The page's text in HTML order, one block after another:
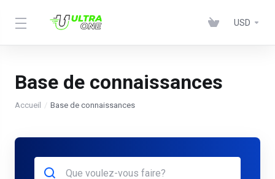
USD
Base de connaissances
Accueil Base de connaissances